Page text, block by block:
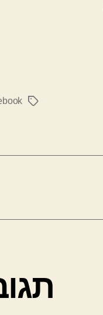
תגיות